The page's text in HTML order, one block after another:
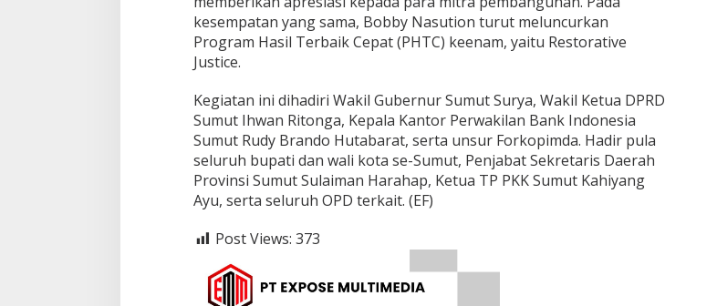
kesempatan yang sama, Bobby Nasution turut meluncurkan
Program Hasil Terbaik Cepat (PHTC) keenam, yaitu Restorative
Justice.
Kegiatan ini dihadiri Wakil Gubernur Sumut Surya, Wakil Ketua DPRD
Sumut Ihwan Ritonga, Kepala Kantor Perwakilan Bank Indonesia
Sumut Rudy Brando Hutabarat, serta unsur Forkopimda. Hadir pula
seluruh bupati dan wali kota se-Sumut, Penjabat Sekretaris Daerah
Provinsi Sumut Sulaiman Harahap, Ketua TP PKK Sumut Kahiyang
Ayu, serta seluruh OPD terkait. (EF)
Post Views: 373